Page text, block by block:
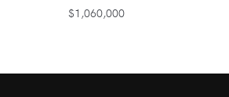
$1,060,000